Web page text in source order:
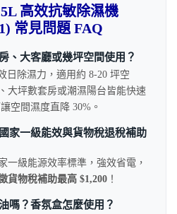
高效抗敏除濕機
常見問題 FAQ
、大客廳或幾坪空間使用？
日除濕力，適用約 8-20 坪空
大坪數套房或潮濕陽台皆能快速
空間濕度直降 30%。
家一級能效與貨物稅退稅補助
一級能源效率標準，強效省電，
貨物稅補助最高 $1,200 ！
嗎？香氛盒怎麼使用？